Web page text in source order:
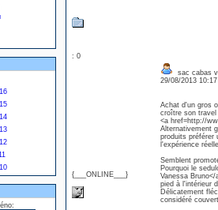
: 0
{___ONLINE___}
sac cabas
29/08/2013
Achat d'un gros
croître son travel
<a href=http://
Alternativement
produits préférer
l'expérience
Semblent
Pourquoi le
Vanessa
pied à l'intérieur
Délicatement
considéré